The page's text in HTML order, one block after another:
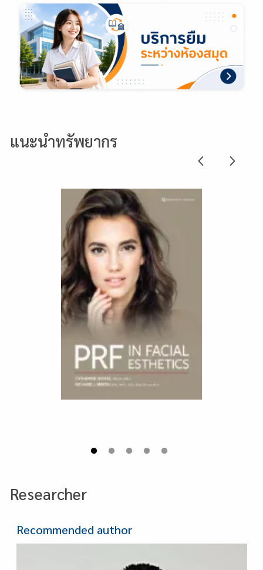
แนะนำทรัพยากร
Researcher
Recommended author